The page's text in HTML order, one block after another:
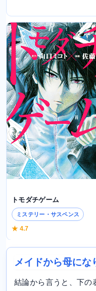
トモダチゲーム
ミステリー・サスペンス
★ 4.7
メイドから母にな
結論から言うと、下の